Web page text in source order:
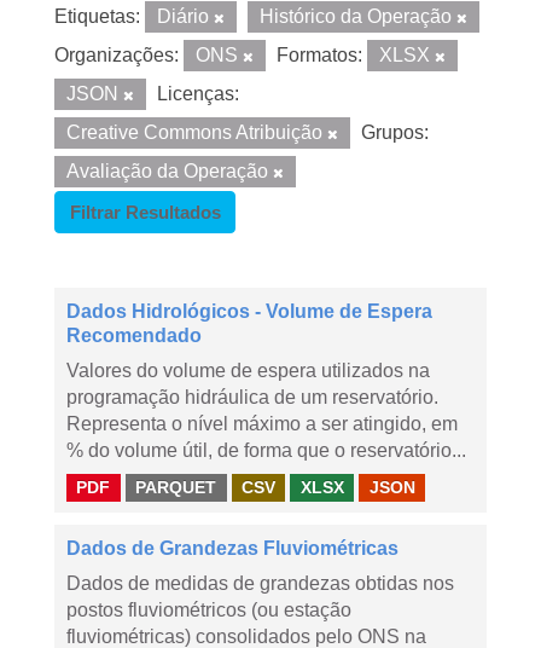
Etiquetas: Diário
Histórico da Operação
Organizações:
ONS Formatos:
XLSX
JSON
Licenças:
Creative Commons Atribuição
Grupos:
Avaliação da Operação
Filtrar Resultados
Dados Hidrológicos - Volume de Espera
Recomendado
Valores do volume de espera utilizados na
programação hidráulica de um reservatório.
Representa o nível máximo a ser atingido, em
% do volume útil, de forma que o reservatório...
PDF PARQUET CSV XLSX JSON
Dados de Grandezas Fluviométricas
Dados de medidas de grandezas obtidas nos
postos fluviométricos (ou estação
fluviométricas) consolidados pelo ONS na